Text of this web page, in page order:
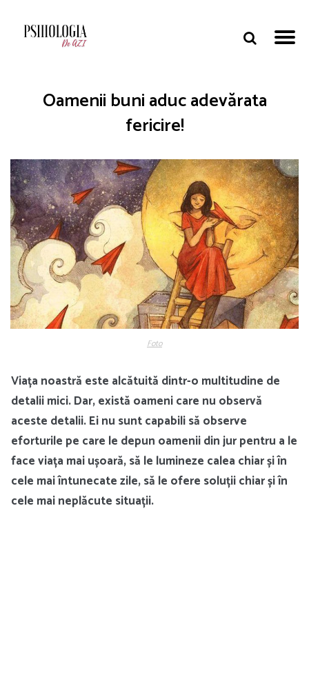
Oamenii buni aduc adevărata
fericire!
Foto
Viața noastră este alcătuită dintr-o multitudine de
detalii mici. Dar, există oameni care nu observă
aceste detalii. Ei nu sunt capabili să observe
eforturile pe care le depun oamenii din jur pentru a le
face viața mai ușoară, să le lumineze calea chiar și în
cele mai întunecate zile, să le ofere soluții chiar și în
cele mai neplăcute situații.